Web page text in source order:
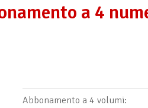
a 4
Abbonamento a 4 volumi: